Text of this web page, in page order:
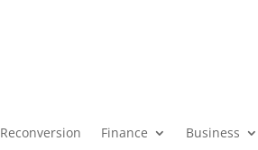
Reconversion Finance Business